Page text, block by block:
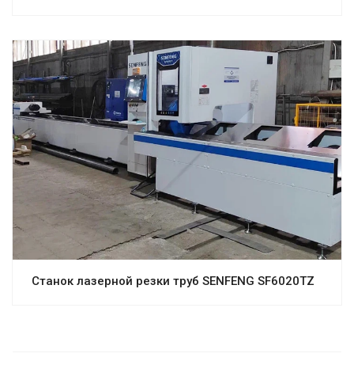
Станок лазерной резки труб SENFENG SF6020TZ